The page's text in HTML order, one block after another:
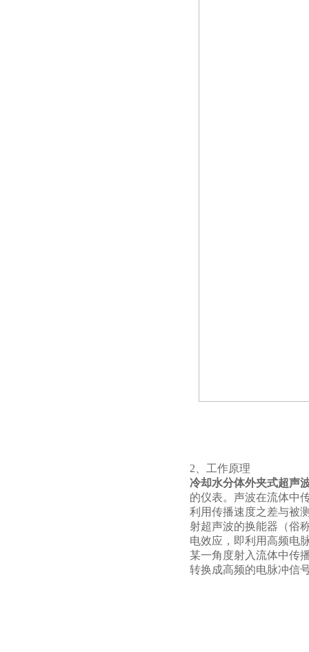
2、工作原理
冷却水分体外夹式超声
的仪表。声波在流体中
利用传播速度之差与被
射超声波的换能器（俗
电效应，即利用高频电
某一角度射入流体中传
转换成高频的电脉冲信